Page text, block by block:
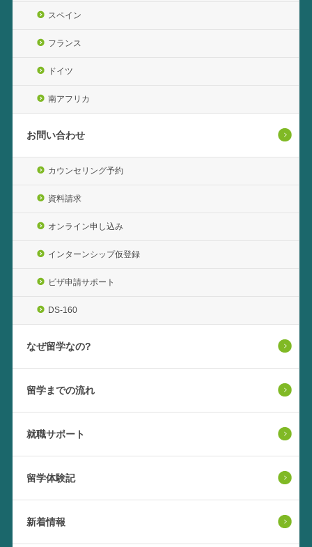
スペイン
フランス
ドイツ
南アフリカ
お問い合わせ
カウンセリング予約
資料請求
オンライン申し込み
インターンシップ仮登録
ビザ申請サポート
DS-160
なぜ留学なの?
留学までの流れ
就職サポート
留学体験記
新着情報